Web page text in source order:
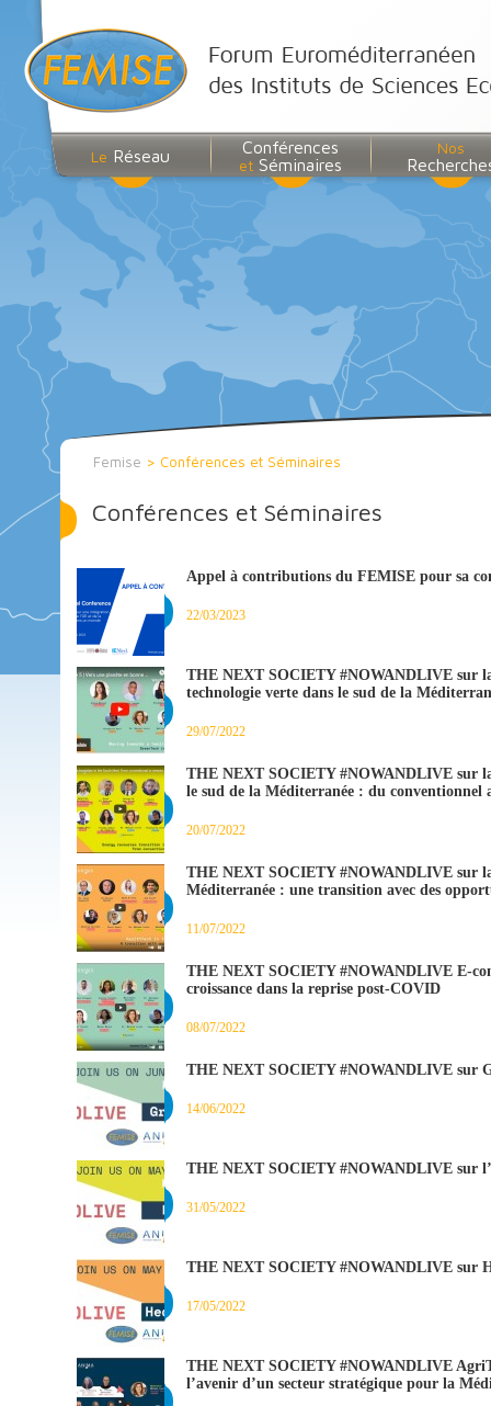
Le Réseau Conférences
et Séminaires
Nos
Femise > Conférences et Séminaires
Conférences et Séminaires
Appel à contributions du FEMISE pour sa
22/03/2023
THE NEXT SOCIETY #NOWANDLIVE sur
technologie verte dans le sud de la
29/07/2022
THE NEXT SOCIETY #NOWANDLIVE sur
le sud de la Méditerranée : du conventionnel
20/07/2022
THE NEXT SOCIETY #NOWANDLIVE sur
Méditerranée : une transition avec des
11/07/2022
THE NEXT SOCIETY #NOWANDLIVE E-
croissance dans la reprise post-COVID
08/07/2022
THE NEXT SOCIETY #NOWANDLIVE sur
14/06/2022
THE NEXT SOCIETY #NOWANDLIVE sur
31/05/2022
THE NEXT SOCIETY #NOWANDLIVE sur
17/05/2022
THE NEXT SOCIETY #NOWANDLIVE
l’avenir d’un secteur stratégique pour la